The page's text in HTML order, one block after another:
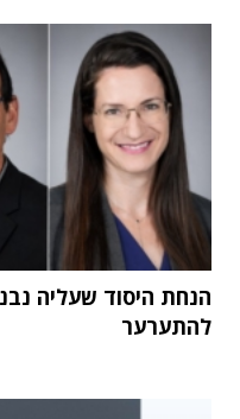
הנחת היסוד שעליה
להתערער